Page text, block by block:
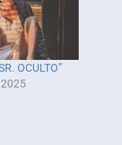
OCULTO”